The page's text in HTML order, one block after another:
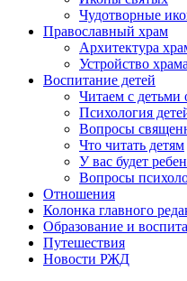
Чудотворные
Православный храм
Архитектура
Устройство храма
Воспитание детей
Читаем с детьми
Психология
Вопросы
Что читать детям
У вас будет
Вопросы
Отношения
Колонка главного
Образование и
Путешествия
Новости РЖД